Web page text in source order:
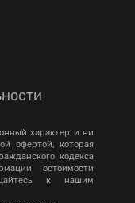
характер и ни
офертой, которая
кодекса
остоимости
к нашим